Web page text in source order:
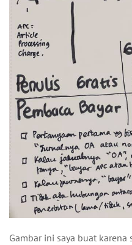
Gambar ini saya buat